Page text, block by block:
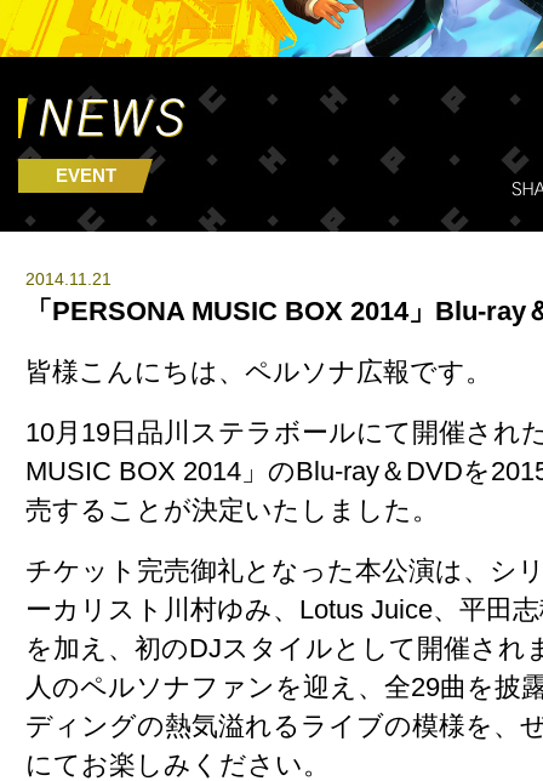
EVENT
2014.11.21
「PERSONA MUSIC BOX 2014」Blu-ray
皆様こんにちは、ペルソナ広報です。
10月19日品川ステラボールにて開催され
MUSIC BOX 2014」のBlu-ray＆DVDを
売することが決定いたしました。
チケット完売御礼となった本公演は、シ
ーカリスト川村ゆみ、Lotus Juice、平田
を加え、初のDJスタイルとして開催され
人のペルソナファンを迎え、全29曲を披
ディングの熱気溢れるライブの模様を、
にてお楽しみください。